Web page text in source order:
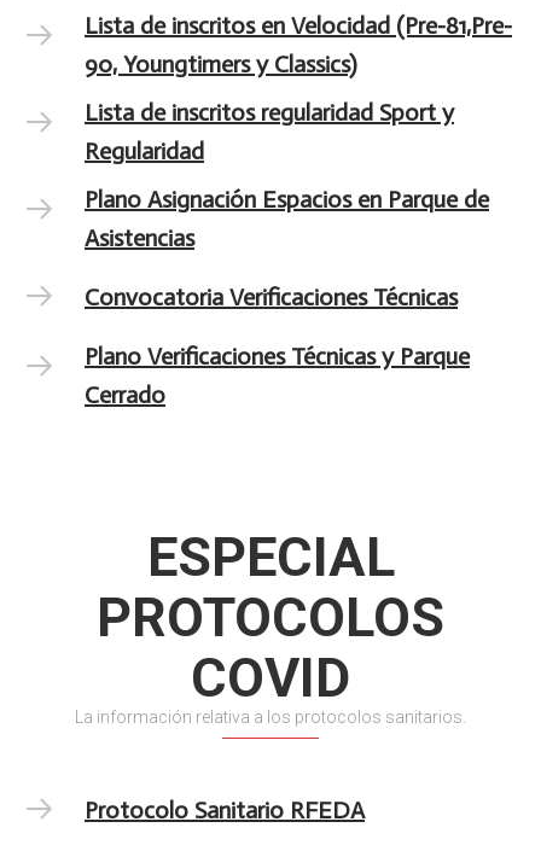
Lista de inscritos en Velocidad (Pre-81,Pre-
90, Youngtimers y Classics)
Lista de inscritos regularidad Sport y
Regularidad
Plano Asignación Espacios en Parque de
Asistencias
Convocatoria Verificaciones Técnicas
Plano Verificaciones Técnicas y Parque
Cerrado
ESPECIAL
PROTOCOLOS
COVID
La información relativa a los protocolos sanitarios.
Protocolo Sanitario RFEDA